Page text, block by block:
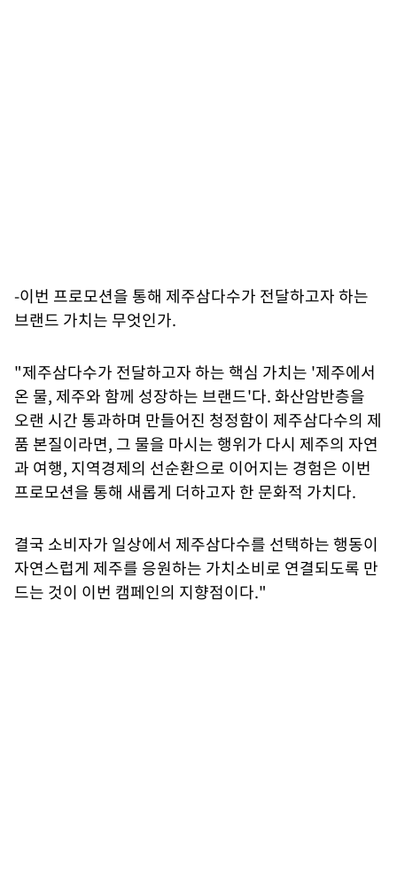
-이번 프로모션을 통해 제주삼다수가 전달하고자 하는
브랜드 가치는 무엇인가.
"제주삼다수가 전달하고자 하는 핵심 가치는 '제주에서
온 물, 제주와 함께 성장하는 브랜드'다. 화산암반층을
오랜 시간 통과하며 만들어진 청정함이 제주삼다수의 제
품 본질이라면, 그 물을 마시는 행위가 다시 제주의 자연
과 여행, 지역경제의 선순환으로 이어지는 경험은 이번
프로모션을 통해 새롭게 더하고자 한 문화적 가치다.
결국 소비자가 일상에서 제주삼다수를 선택하는 행동이
자연스럽게 제주를 응원하는 가치소비로 연결되도록 만
드는 것이 이번 캠페인의 지향점이다."